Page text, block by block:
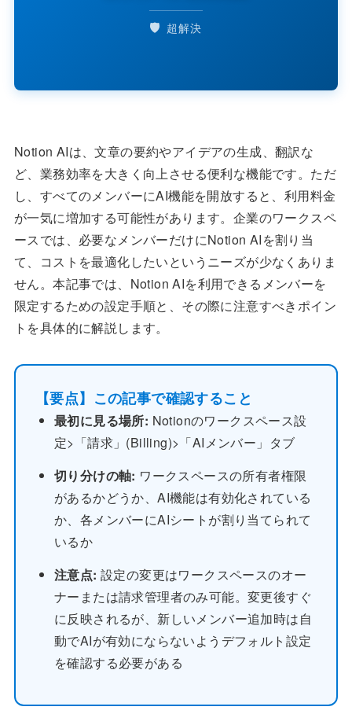
🛡️ 超解決
Notion AIは、文章の要約やアイデアの生成、翻訳な
ど、業務効率を大きく向上させる便利な機能です。ただ
し、すべてのメンバーにAI機能を開放すると、利用料金
が一気に増加する可能性があります。企業のワークスペ
ースでは、必要なメンバーだけにNotion AIを割り当
て、コストを最適化したいというニーズが少なくありま
せん。本記事では、Notion AIを利用できるメンバーを
限定するための設定手順と、その際に注意すべきポイン
トを具体的に解説します。
【要点】この記事で確認すること
最初に見る場所: Notionのワークスペース設
定>「請求」(Billing)>「AIメンバー」タブ
切り分けの軸: ワークスペースの所有者権限
があるかどうか、AI機能は有効化されている
か、各メンバーにAIシートが割り当てられて
いるか
注意点: 設定の変更はワークスペースのオー
ナーまたは請求管理者のみ可能。変更後すぐ
に反映されるが、新しいメンバー追加時は自
動でAIが有効にならないようデフォルト設定
を確認する必要がある